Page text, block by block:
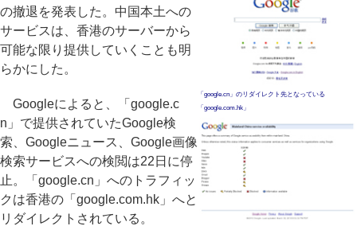
「google.cn」のリダイレクト先となっている
「google.com.hk」
の撤退を発表した。中国本土への
サービスは、香港のサーバーから
可能な限り提供していくことも明
らかにした。
Googleによると、「google.c
n」で提供されていたGoogle検
索、Googleニュース、Google画像
検索サービスへの検閲は22日に停
止。「google.cn」へのトラフィッ
クは香港の「google.com.hk」へと
リダイレクトされている。